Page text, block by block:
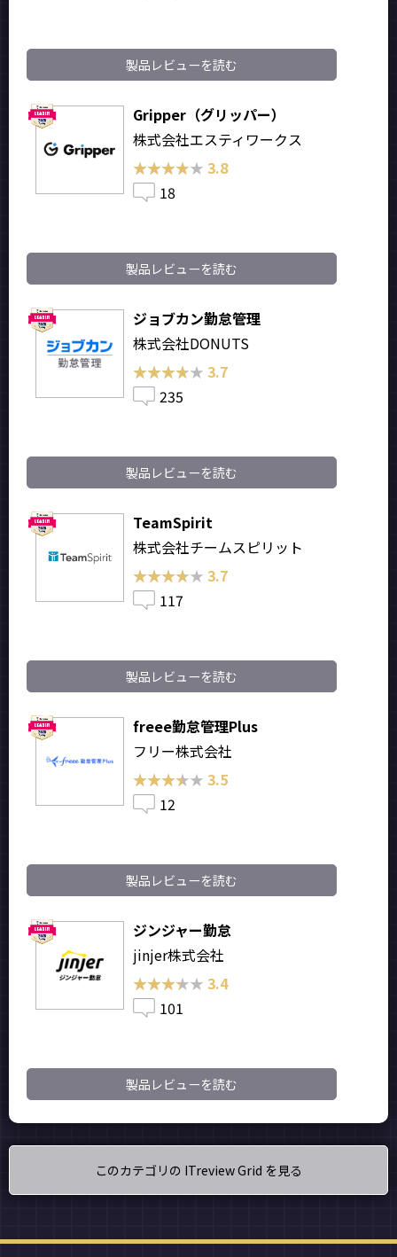
製品レビューを読む
Gripper（グリッパー）
株式会社エスティワークス
★★★★★
★★★★★ 3.8
18
製品レビューを読む
ジョブカン勤怠管理
株式会社DONUTS
★★★★★
★★★★★ 3.7
235
製品レビューを読む
TeamSpirit
株式会社チームスピリット
★★★★★
★★★★★ 3.7
117
製品レビューを読む
freee勤怠管理Plus
フリー株式会社
★★★★★
★★★★★ 3.5
12
製品レビューを読む
ジンジャー勤怠
jinjer株式会社
★★★★★
★★★★★ 3.4
101
製品レビューを読む
このカテゴリの ITreview Grid を見る